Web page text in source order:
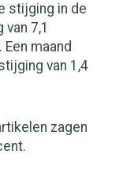
stijging in de
7,1
maand
van 1,4
zagen